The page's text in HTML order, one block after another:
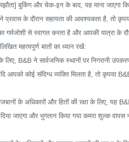
बुकिंग और चेक-इन के बाद, यह माना
के दौरान सहायता की आवश्यकता है, तो
गर्मजोशी से स्वागत करता है और आपकी यात्रा
महत्वपूर्ण बातों का ध्यान रखें:
लिए, B&B ने सार्वजनिक स्थानों पर निगरानी
आपको कोई संदिग्ध व्यक्ति मिलता है, तो
के अधिकारों और हितों की रक्षा के लिए, यह
जाएगा और भुगतान किया गया कमरा शुल्क